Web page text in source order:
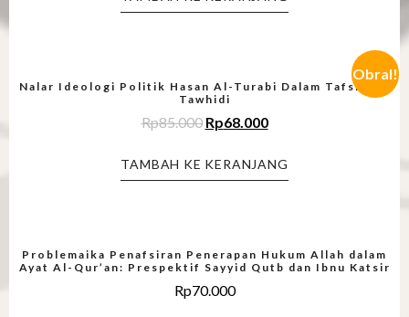
Obral!
Nalar Ideologi Politik Hasan Al-Turabi Dalam Tafsir Al-
Tawhidi
Rp85.000 Rp68.000
TAMBAH KE KERANJANG
Problemaika Penafsiran Penerapan Hukum Allah dalam
Ayat Al-Qur’an: Prespektif Sayyid Qutb dan Ibnu Katsir
Rp70.000